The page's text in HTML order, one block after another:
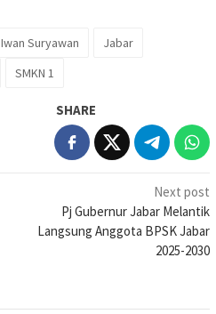
Iwan Suryawan
Jabar
SMKN 1
SHARE
Next post
Pj Gubernur Jabar Melantik
Langsung Anggota BPSK Jabar
2025-2030